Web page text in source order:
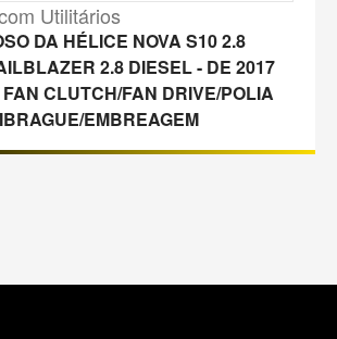
Utilitários
DA HÉLICE NOVA S10 2.8
2.8 DIESEL - DE 2017
CLUTCH/FAN DRIVE/POLIA
EMBREAGEM